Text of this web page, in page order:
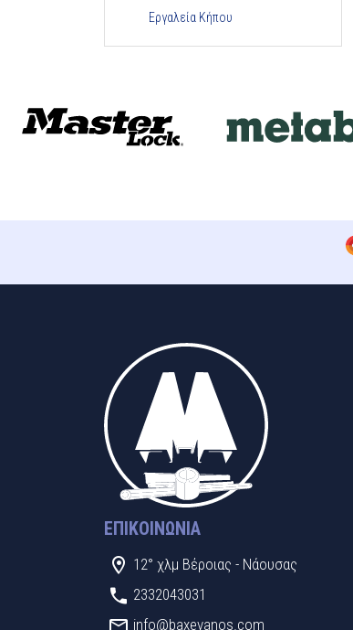
Εργαλεία Κήπου
ΕΠΙΚΟΙΝΩΝΊΑ
12° χλμ Βέροιας - Νάουσας
2332043031
info@baxevanos.com